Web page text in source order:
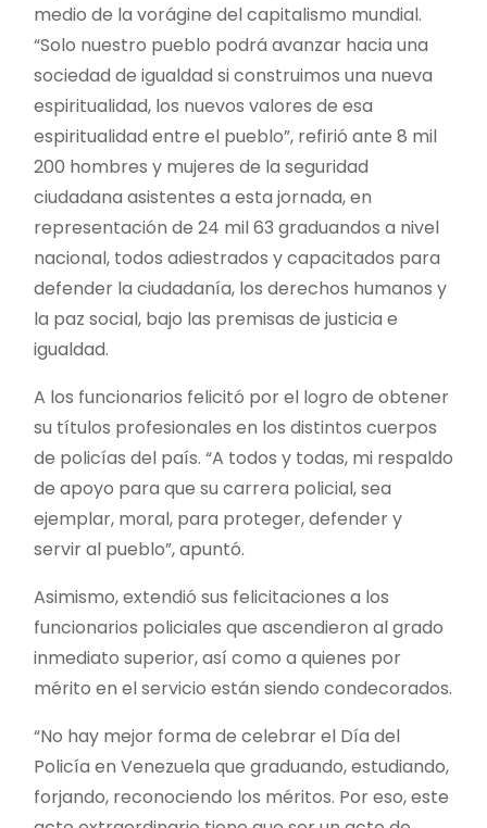
medio de la vorágine del capitalismo mundial.
“Solo nuestro pueblo podrá avanzar hacia una
sociedad de igualdad si construimos una nueva
espiritualidad, los nuevos valores de esa
espiritualidad entre el pueblo”, refirió ante 8 mil
200 hombres y mujeres de la seguridad
ciudadana asistentes a esta jornada, en
representación de 24 mil 63 graduandos a nivel
nacional, todos adiestrados y capacitados para
defender la ciudadanía, los derechos humanos y
la paz social, bajo las premisas de justicia e
igualdad.
A los funcionarios felicitó por el logro de obtener
su títulos profesionales en los distintos cuerpos
de policías del país. “A todos y todas, mi respaldo
de apoyo para que su carrera policial, sea
ejemplar, moral, para proteger, defender y
servir al pueblo”, apuntó.
Asimismo, extendió sus felicitaciones a los
funcionarios policiales que ascendieron al grado
inmediato superior, así como a quienes por
mérito en el servicio están siendo condecorados.
“No hay mejor forma de celebrar el Día del
Policía en Venezuela que graduando, estudiando,
forjando, reconociendo los méritos. Por eso, este